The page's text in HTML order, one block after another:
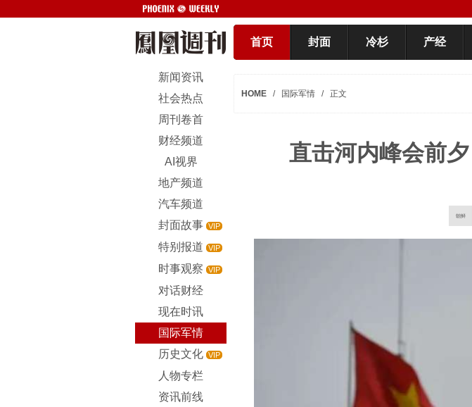
首页 封面 冷杉 产经
新闻资讯
社会热点
周刊卷首
财经频道
AI视界
地产频道
汽车频道
封面故事 VIP
特别报道 VIP
时事观察 VIP
对话财经
现在时讯
国际军情
历史文化 VIP
人物专栏
资讯前线
HOME / 国际军情 / 正文
直击河内峰会前
朝鲜